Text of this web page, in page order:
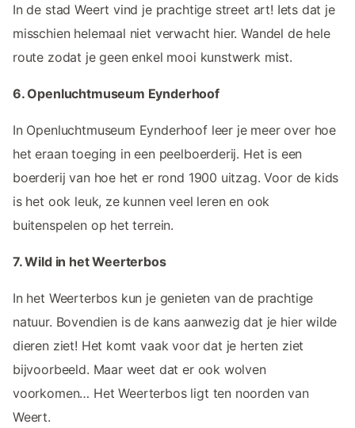
In de stad Weert vind je prachtige street art! Iets dat je
misschien helemaal niet verwacht hier. Wandel de hele
route zodat je geen enkel mooi kunstwerk mist.
6. Openluchtmuseum Eynderhoof
In Openluchtmuseum Eynderhoof leer je meer over hoe
het eraan toeging in een peelboerderij. Het is een
boerderij van hoe het er rond 1900 uitzag. Voor de kids
is het ook leuk, ze kunnen veel leren en ook
buitenspelen op het terrein.
7. Wild in het Weerterbos
In het Weerterbos kun je genieten van de prachtige
natuur. Bovendien is de kans aanwezig dat je hier wilde
dieren ziet! Het komt vaak voor dat je herten ziet
bijvoorbeeld. Maar weet dat er ook wolven
voorkomen… Het Weerterbos ligt ten noorden van
Weert.